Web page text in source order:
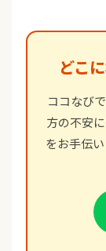
どこ
ココなび
方の不安
をお手伝